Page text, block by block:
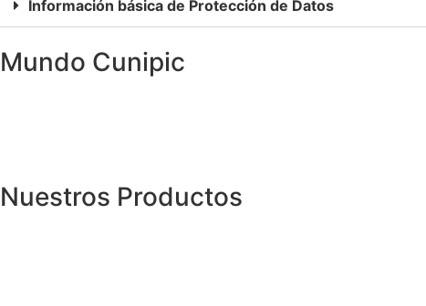
Información básica de Protección de Datos
Mundo Cunipic
Nuestros Productos